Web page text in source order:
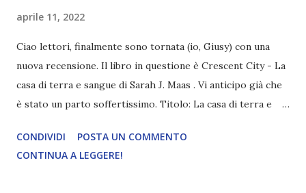
aprile 11, 2022
Ciao lettori, finalmente sono tornata (io, Giusy) con una
nuova recensione. Il libro in questione è Crescent City - La
casa di terra e sangue di Sarah J. Maas . Vi anticipo già che
è stato un parto soffertissimo. Titolo: La casa di terra e
708 Editore: Mondadori Anno di pubblicazione: 2020
Compralo a 19,90€ Ventitré anni, mezza Fae e mezza
CONDIVIDI
POSTA UN COMMENTO
CONTINUA A LEGGERE!